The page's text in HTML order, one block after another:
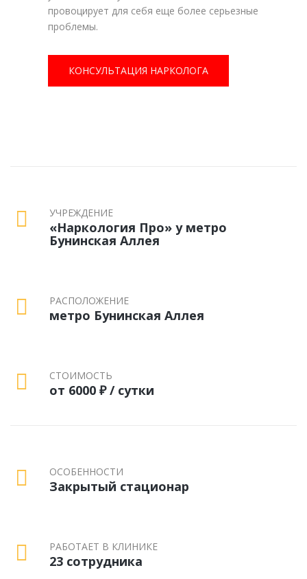
провоцирует для себя еще более серьезные
проблемы.
КОНСУЛЬТАЦИЯ НАРКОЛОГА
УЧРЕЖДЕНИЕ
«Наркология Про» у метро
Бунинская Аллея
РАСПОЛОЖЕНИЕ
метро Бунинская Аллея
СТОИМОСТЬ
от 6000 ₽ / сутки
ОСОБЕННОСТИ
Закрытый стационар
РАБОТАЕТ В КЛИНИКЕ
23 сотрудника